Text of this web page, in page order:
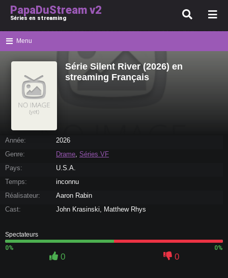
PapaDuStream v2
Séries en streaming
Menu
Série Silent River (2026) en
streaming Français
Année:
2026
Genre:
Drame, Séries VF
Pays:
U.S.A.
Temps:
inconnu
Réalisateur:
Aaron Rabin
Cast:
John Krasinski, Matthew Rhys
Spectateurs
0%
0%
0 0